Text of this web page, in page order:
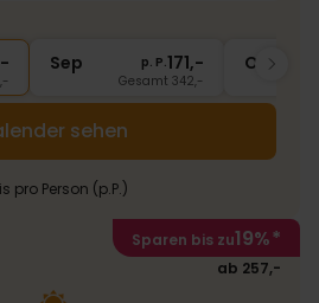
Sep p. P.171,-
Gesamt 342,-
Okt
sehen
pro Person (p.P.)
Sparen bis zu19%*
ab 257,-